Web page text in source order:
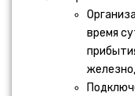
время